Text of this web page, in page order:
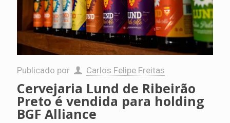
Publicado por Carlos Felipe Freitas
Cervejaria Lund de Ribeirão
Preto é vendida para holding
BGF Alliance